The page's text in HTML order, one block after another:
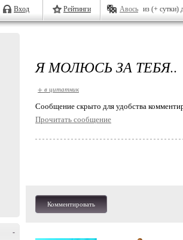
Вход Рейтинги Авось из (+ сутки)
-
Я МОЛЮСЬ ЗА ТЕБЯ..
+ в цитатник
Cообщение скрыто для удобства
Прочитать сообщение
Комментировать